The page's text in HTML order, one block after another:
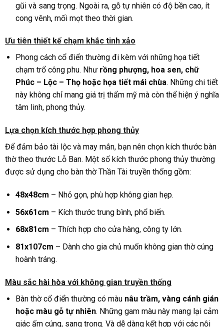
gũi và sang trọng. Ngoài ra, gỗ tự nhiên có độ bền cao, ít
cong vênh, mối mọt theo thời gian.
Ưu tiên thiết kế chạm khắc tinh xảo
Phong cách cổ điển thường đi kèm với những họa tiết
chạm trổ công phu. Như rồng phượng, hoa sen, chữ
Phúc – Lộc – Thọ hoặc họa tiết mái chùa. Những chi tiết
này không chỉ mang giá trị thẩm mỹ mà còn thể hiện ý nghĩa
tâm linh, phong thủy.
Lựa chọn kích thước hợp phong thủy
Để đảm bảo tài lộc và may mắn, bạn nên chọn kích thước bàn
thờ theo thước Lỗ Ban. Một số kích thước phong thủy thường
được sử dụng cho bàn thờ Thần Tài truyền thống gồm:
48x48cm – Nhỏ gọn, phù hợp không gian hẹp.
56x61cm – Kích thước trung bình, phổ biến.
68x81cm – Thích hợp cho cửa hàng, công ty lớn.
81x107cm – Dành cho gia chủ muốn không gian thờ cúng
hoành tráng.
Màu sắc hài hòa với không gian truyền thống
Bàn thờ cổ điển thường có màu nâu trầm, vàng cánh gián
hoặc màu gỗ tự nhiên. Những gam màu này mang lại cảm
giác ấm cúng, sang trọng. Và dễ dàng kết hợp với các nội